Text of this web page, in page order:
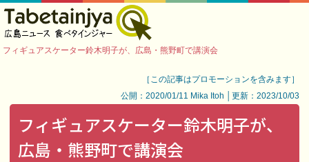
フィギュアスケーター鈴木明子が、広島・熊野町で講演会
［この記事はプロモーションを含みます］
公開：2020/01/11 Mika Itoh │更新：2023/10/03
フィギュアスケーター鈴木明子が、
広島・熊野町で講演会